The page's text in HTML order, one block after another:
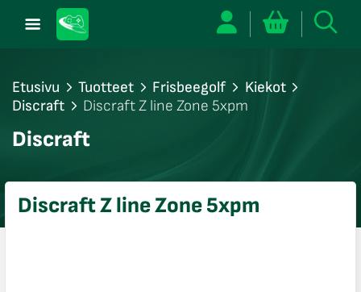
Etusivu Tuotteet Frisbeegolf
Kiekot
Discraft
Discraft Z line Zone 5xpm
Discraft
Discraft Z line Zone 5xpm
sulje
sulje